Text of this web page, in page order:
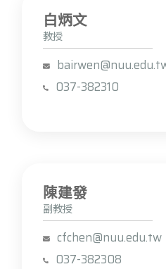
白炳文
教授
037-382310
陳建發
副教授
cfchen@nuu.edu.tw
037-382308